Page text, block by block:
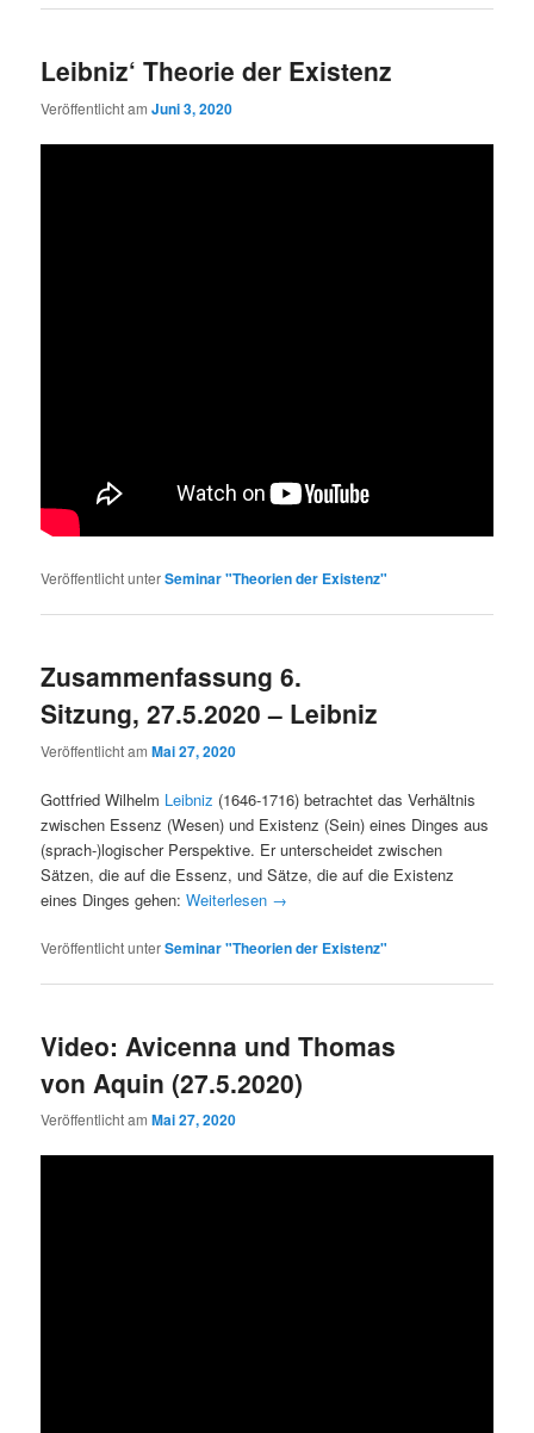
Leibniz‘ Theorie der Existenz
Veröffentlicht amJuni 3, 2020
Veröffentlicht unterSeminar "Theorien der Existenz"
Zusammenfassung 6.
Sitzung, 27.5.2020 – Leibniz
Veröffentlicht amMai 27, 2020
Gottfried Wilhelm Leibniz (1646-1716) betrachtet das Verhältnis
zwischen Essenz (Wesen) und Existenz (Sein) eines Dinges aus
(sprach-)logischer Perspektive. Er unterscheidet zwischen
Sätzen, die auf die Essenz, und Sätze, die auf die Existenz
eines Dinges gehen:Weiterlesen →
Veröffentlicht unterSeminar "Theorien der Existenz"
Video: Avicenna und Thomas
von Aquin (27.5.2020)
Veröffentlicht amMai 27, 2020